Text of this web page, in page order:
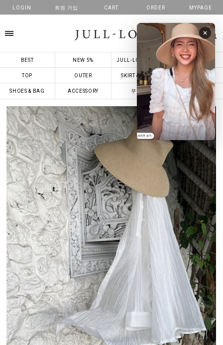
LOGIN 회원 가입 CART ORDER MYPAGE
BEST NEW 5% JULL-LOG MADE 줄로그X콜라보
TOP OUTER SKIRT & DRESS PANTS
SHOES & BAG ACCESSORY 꾸안꾸 해외배송